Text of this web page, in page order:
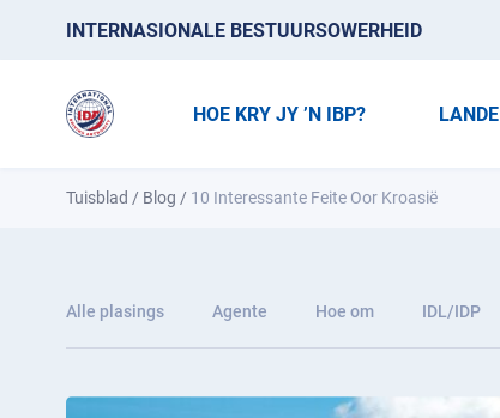
INTERNASIONALE BESTUURSOWERHEID
HOE KRY JY ’N IBP? LANDE
Tuisblad / Blog / 10 Interessante Feite Oor Kroasië
Alle plasings Agente Hoe om IDL/IDP